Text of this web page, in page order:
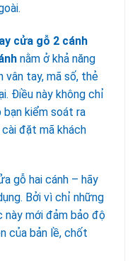
cửa gỗ 2 cánh
nằm ở khả năng
vân tay, mã số, thẻ
Điều này không chỉ
kiểm soát ra
đặt mã khách
gỗ hai cánh – hãy
Bởi vì chỉ những
mới đảm bảo độ
của bản lề, chốt